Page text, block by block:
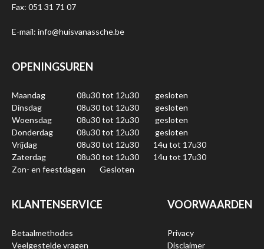
Fax: 051 31 71 07
E-mail: info@huisvanassche.be
OPENINGSUREN
Maandag 08u30 tot 12u30
gesloten
Dinsdag
08u30 tot 12u30
gesloten
Woensdag
08u30 tot 12u30
gesloten
Donderdag
08u30 tot 12u30
gesloten
Vrijdag
08u30 tot 12u30
14u tot 17u30
Zaterdag
08u30 tot 12u30
14u tot 17u30
Zon- en feestdagen
Gesloten
KLANTENSERVICE
Betaalmethodes
Veelgestelde vragen
VOORWAARDEN
Privacy
Disclaimer